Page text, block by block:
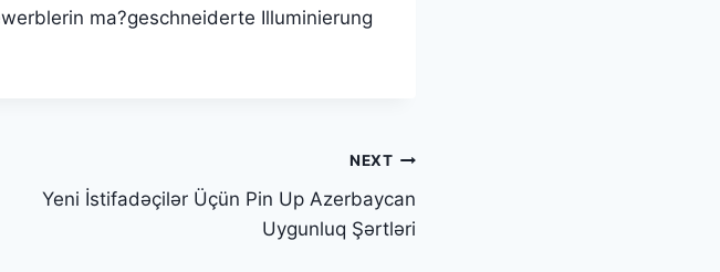
ma?geschneiderte Illuminierung
NEXT
Yeni İstifadəçilər Üçün Pin Up Azerbaycan
Uygunluq Şərtləri